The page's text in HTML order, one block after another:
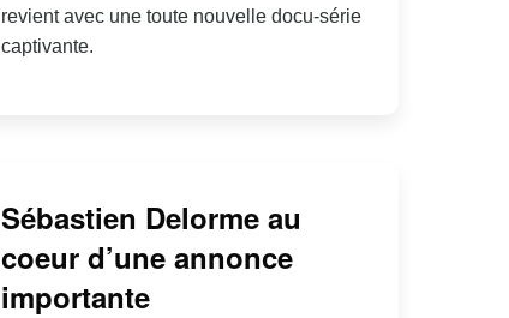
revient avec une toute nouvelle docu-série
captivante.
Sébastien Delorme au
coeur d’une annonce
importante